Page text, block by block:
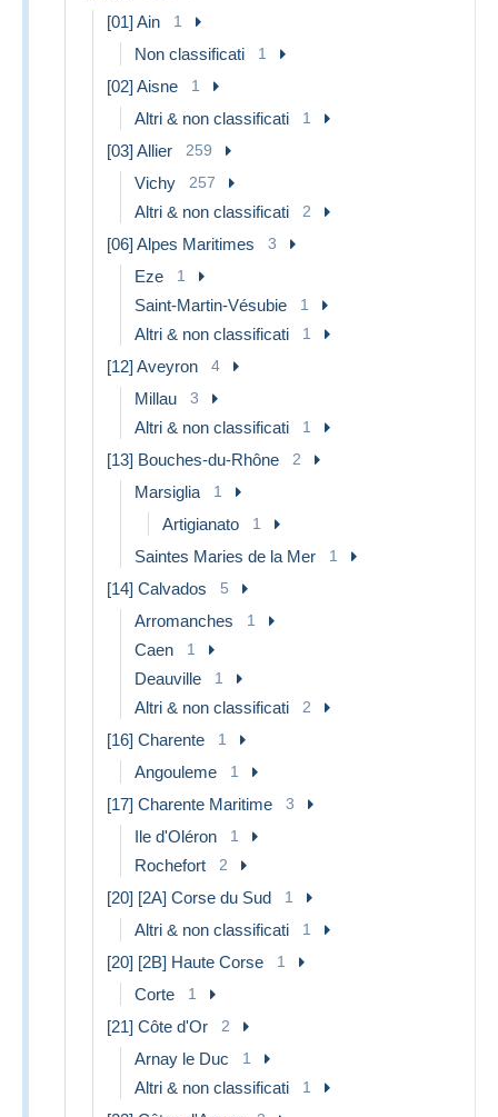
[01] Ain 1
Non classificati 1
[02] Aisne 1
Altri & non classificati 1
[03] Allier 259
Vichy 257
Altri & non classificati 2
[06] Alpes Maritimes 3
Eze 1
Saint-Martin-Vésubie 1
Altri & non classificati 1
[12] Aveyron 4
Millau 3
Altri & non classificati 1
[13] Bouches-du-Rhône 2
Marsiglia 1
Artigianato 1
Saintes Maries de la Mer 1
[14] Calvados 5
Arromanches 1
Caen 1
Deauville 1
Altri & non classificati 2
[16] Charente 1
Angouleme 1
[17] Charente Maritime 3
Ile d'Oléron 1
Rochefort 2
[20] [2A] Corse du Sud 1
Altri & non classificati 1
[20] [2B] Haute Corse 1
Corte 1
[21] Côte d'Or 2
Arnay le Duc 1
Altri & non classificati 1